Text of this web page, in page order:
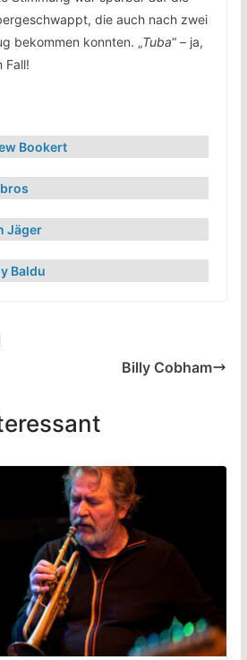
die auch nach zwei
bekommen konnten. „Tuba“ – ja,
Fall!
Bookert
Jäger
Baldu
Billy Cobham